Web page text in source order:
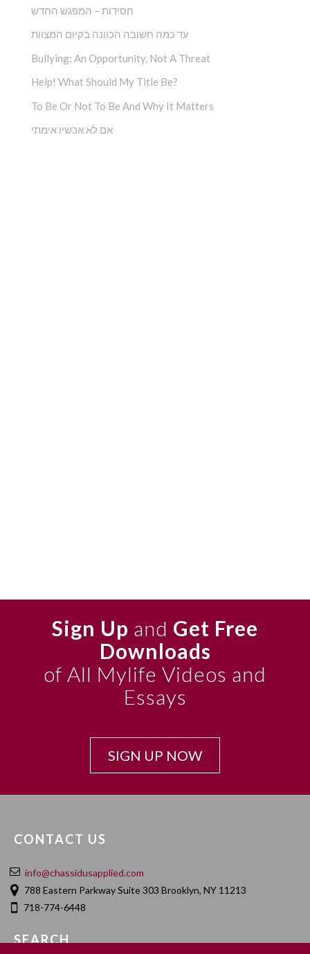
חסידות – המפגש החדש
עד כמה חשובה הכוונה בקיום המצוות
Bullying: An Opportunity, Not A Threat
Help! What Should My Title Be?
To Be Or Not To Be And Why It Matters
אם לא אכשיו אימתי
Sign Up and Get Free
Downloads
of All Mylife Videos and
Essays
SIGN UP NOW
CONTACT US
info@chassidusapplied.com
788 Eastern Parkway Suite 303 Brooklyn, NY 11213
718-774-6448
SEARCH